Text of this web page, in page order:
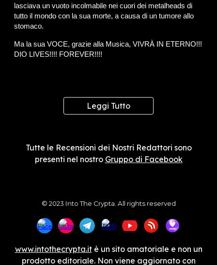
lasciava un vuoto incolmabile nei cuori dei metalheads di
tutto il mondo con la sua morte, a causa di un tumore allo
stomaco.
Ma la sua VOCE, grazie alla Musica, VIVRÀ IN ETERNO!!!
DIO LIVES!!!! FOREVER!!!!
Leggi Tutto
Tutte le Recensioni dei Nostri Redattori sono
presenti nel nostro Gruppo di Facebook
© 2023 Into The Crypta. All rights reserved
www.intothecrypta.itè un sito amatoriale e non un
prodotto editoriale. Non viene aggiornato con